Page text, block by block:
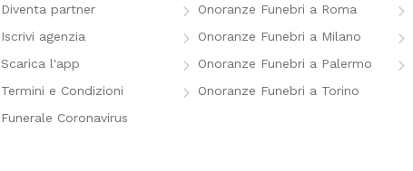
Diventa partner
Iscrivi agenzia
Scarica l'app
Termini e Condizioni
Funerale Coronavirus
Onoranze Funebri a Roma
Onoranze Funebri a Milano
Onoranze Funebri a Palermo
Onoranze Funebri a Torino